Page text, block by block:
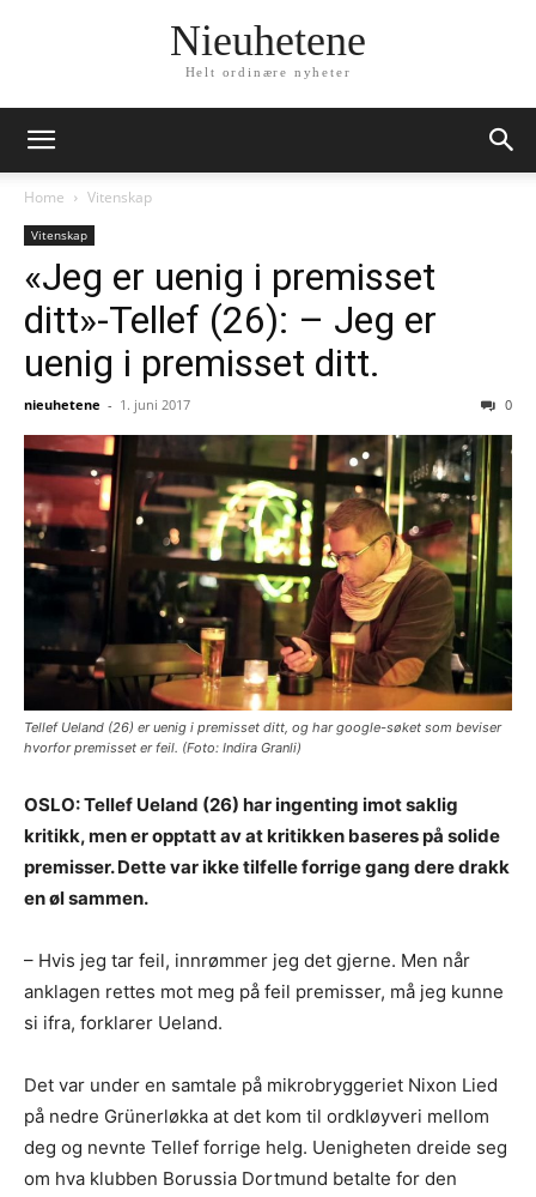
Nieuhetene
Helt ordinære nyheter
Home Vitenskap
Vitenskap
«Jeg er uenig i premisset
ditt»-Tellef (26): – Jeg er
uenig i premisset ditt.
nieuhetene - 1. juni 2017 0
Tellef Ueland (26) er uenig i premisset ditt, og har google-søket som beviser
hvorfor premisset er feil. (Foto: Indira Granli)
OSLO: Tellef Ueland (26) har ingenting imot saklig
kritikk, men er opptatt av at kritikken baseres på solide
premisser. Dette var ikke tilfelle forrige gang dere drakk
en øl sammen.
– Hvis jeg tar feil, innrømmer jeg det gjerne. Men når
anklagen rettes mot meg på feil premisser, må jeg kunne
si ifra, forklarer Ueland.
Det var under en samtale på mikrobryggeriet Nixon Lied
på nedre Grünerløkka at det kom til ordkløyveri mellom
deg og nevnte Tellef forrige helg. Uenigheten dreide seg
om hva klubben Borussia Dortmund betalte for den